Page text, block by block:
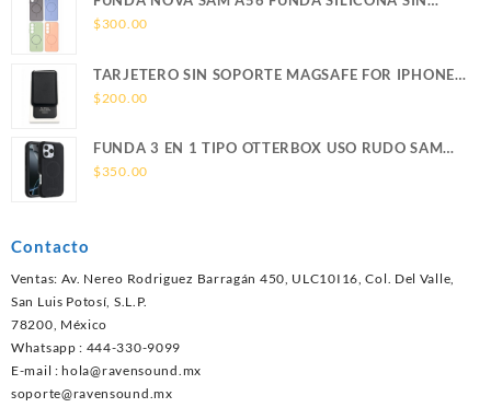
SOPORTE MAGNETICO SAMSUNG
$300.00
TARJETERO SIN SOPORTE MAGSAFE FOR IPHONE
LEATHER WALLET MAGSAFE
$200.00
FUNDA 3 EN 1 TIPO OTTERBOX USO RUDO SAM
S26 ULTRA SAMSUNG S26 ULTRA
$350.00
Contacto
Ventas: Av. Nereo Rodriguez Barragán 450, ULC10I16, Col. Del Valle,
San Luis Potosí, S.L.P.
78200, México
Whatsapp : 444-330-9099
E-mail :hola@ravensound.mx
soporte@ravensound.mx